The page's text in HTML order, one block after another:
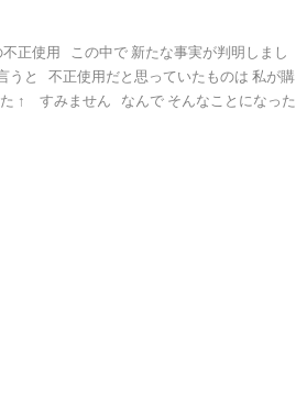
正使用 この中で 新たな事実が判明しまし
うと 不正使用だと思っていたものは 私が購
↑ すみません なんで そんなことになった